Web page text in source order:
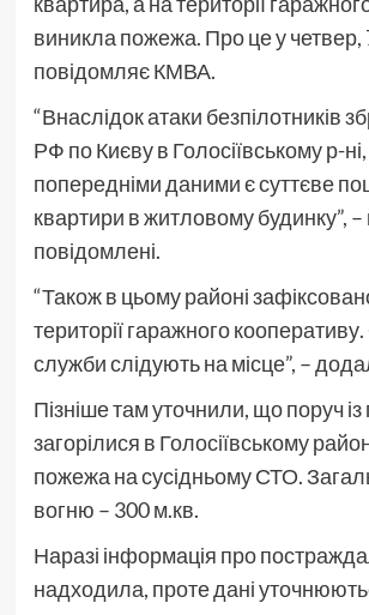
виникла пожежа. Про це у четвер,
повідомляє КМВА.
“Внаслідок атаки безпілотників
РФ по Києву в Голосіївському р-ні,
попередніми даними є суттєве
квартири в житловому будинку”, –
повідомлені.
“Також в цьому районі
території гаражного
служби слідують на місце”, –
Пізніше там уточнили, що поруч із
загорілися в Голосіївському
пожежа на сусідньому СТО.
вогню – 300 м.кв.
Наразі інформація про
надходила, проте дані